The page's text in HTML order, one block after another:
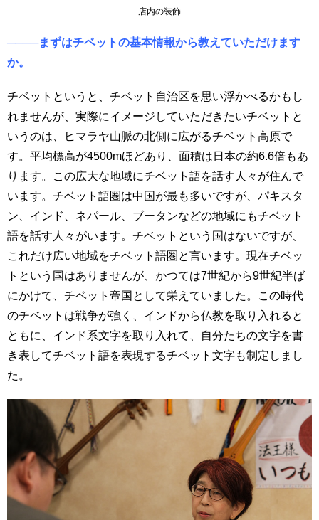
店内の装飾
────まずはチベットの基本情報から教えていただけます
か。
チベットというと、チベット自治区を思い浮かべるかもし
れませんが、実際にイメージしていただきたいチベットと
いうのは、ヒマラヤ山脈の北側に広がるチベット高原で
す。平均標高が4500mほどあり、面積は日本の約6.6倍もあ
ります。この広大な地域にチベット語を話す人々が住んで
います。チベット語圏は中国が最も多いですが、パキスタ
ン、インド、ネパール、ブータンなどの地域にもチベット
語を話す人々がいます。チベットという国はないですが、
これだけ広い地域をチベット語圏と言います。現在チベッ
トという国はありませんが、かつては7世紀から9世紀半ば
にかけて、チベット帝国として栄えていました。この時代
のチベットは戦争が強く、インドから仏教を取り入れると
ともに、インド系文字を取り入れて、自分たちの文字を書
き表してチベット語を表現するチベット文字も制定しまし
た。